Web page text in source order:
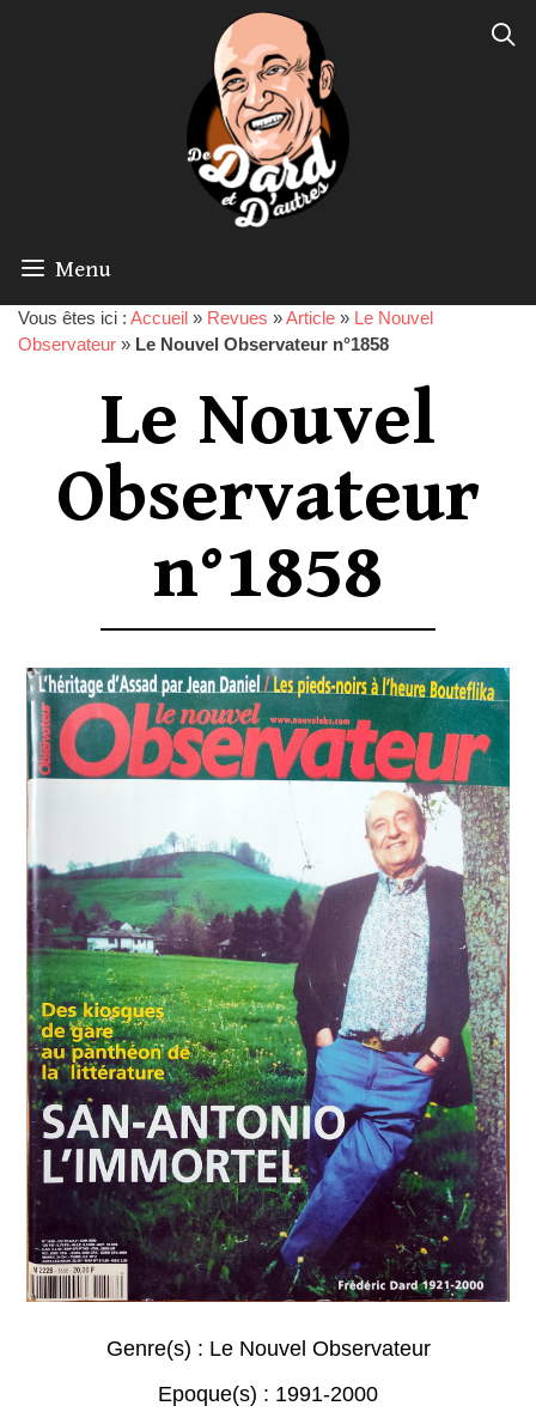
Menu
Vous êtes ici : Accueil » Revues »Article » Le Nouvel
Observateur » Le Nouvel Observateur n°1858
Le Nouvel
Observateur
n°1858
Genre(s) : Le Nouvel Observateur
Epoque(s) : 1991-2000